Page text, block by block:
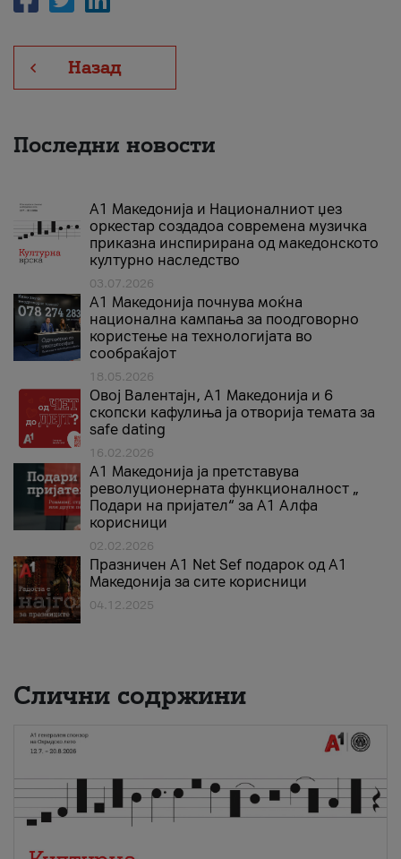
Назад
Последни новости
А1 Македонија и Националниот џез
оркестар создадоа современа музичка
приказна инспирирана од македонското
културно наследство
03.07.2026
A1 Македонија почнува моќна
национална кампања за поодговорно
користење на технологијата во
сообраќајот
18.05.2026
Овој Валентајн, A1 Македонија и 6
скопски кафулиња ја отворија темата за
safe dating
16.02.2026
А1 Македонија ја претставува
револуционерната функционалност „
Подари на пријател“ за А1 Алфа
корисници
02.02.2026
Празничен A1 Net Sеf подарок од А1
Македонија за сите корисници
04.12.2025
Слични содржини